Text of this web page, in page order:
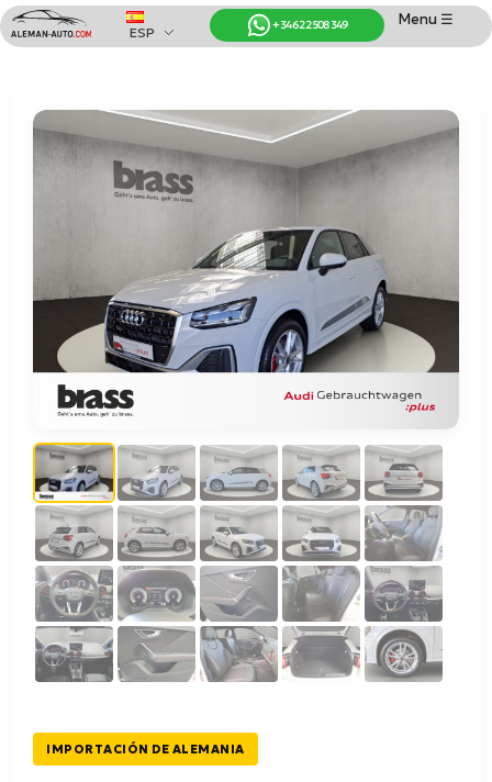
Coches de Alemania
Importación de Coches de Alemania
Menu ☰
+34 622 508 349
ESP
IMPORTACIÓN DE ALEMANIA